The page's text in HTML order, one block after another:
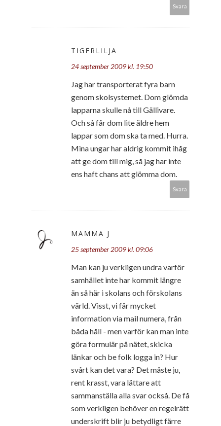
Svara
TIGERLILJA
24 september 2009 kl. 19:50
Jag har transporterat fyra barn
genom skolsystemet. Dom glömda
lapparna skulle nå till Gällivare.
Och så får dom lite äldre hem
lappar som dom ska ta med. Hurra.
Mina ungar har aldrig kommit ihåg
att ge dom till mig, så jag har inte
ens haft chans att glömma dom.
Svara
MAMMA J
25 september 2009 kl. 09:06
Man kan ju verkligen undra varför
samhället inte har kommit längre
än så här i skolans och förskolans
värld. Visst, vi får mycket
information via mail numera, från
båda håll - men varför kan man inte
göra formulär på nätet, skicka
länkar och be folk logga in? Hur
svårt kan det vara? Det måste ju,
rent krasst, vara lättare att
sammanställa alla svar också. De få
som verkligen behöver en regelrätt
underskrift blir ju betydligt färre